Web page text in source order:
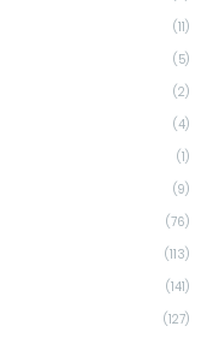
(11)
(5)
(2)
(4)
(1)
(9)
(76)
(113)
(141)
(127)